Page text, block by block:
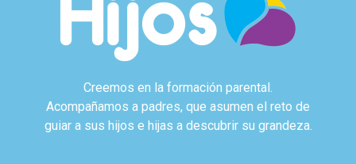
Creemos en la formación parental.
Acompañamos a padres, que asumen el reto de
guiar a sus hijos e hijas a descubrir su grandeza.